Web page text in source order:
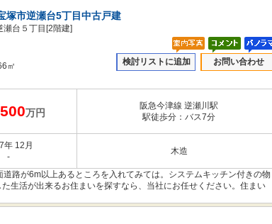
塚市逆瀬台5丁目中古戸建
瀬台５丁目[2階建]
㎡
検討リストに追加 お問い合わせ
万円
阪急今津線 逆瀬川駅
駅徒歩分：バス7分
年 12月
-
木造
路が6m以上あるところを入れてみては。システムキッチン付きの物
生活が出来るお住まいを探すなら、当社にお任せください。住まい